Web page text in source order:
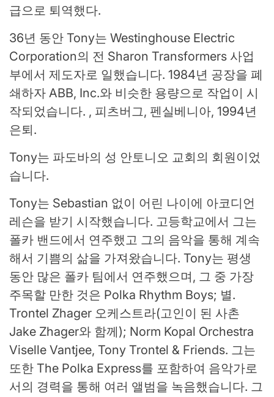
급으로 퇴역했다.
36년 동안 Tony는 Westinghouse Electric
Corporation의 전 Sharon Transformers 사업
부에서 제도자로 일했습니다. 1984년 공장을 폐
쇄하자 ABB, Inc.와 비슷한 용량으로 작업이 시
작되었습니다. , 피츠버그, 펜실베니아, 1994년
은퇴.
Tony는 파도바의 성 안토니오 교회의 회원이었
습니다.
Tony는 Sebastian 없이 어린 나이에 아코디언
레슨을 받기 시작했습니다. 고등학교에서 그는
폴카 밴드에서 연주했고 그의 음악을 통해 계속
해서 기쁨의 삶을 가져왔습니다. Tony는 평생
동안 많은 폴카 팀에서 연주했으며, 그 중 가장
주목할 만한 것은 Polka Rhythm Boys; 별.
Trontel Zhager 오케스트라(고인이 된 사촌
Jake Zhager와 함께); Norm Kopal Orchestra
Viselle Vantjee, Tony Trontel & Friends. 그는
또한 The Polka Express를 포함하여 음악가로
서의 경력을 통해 여러 앨범을 녹음했습니다. 그